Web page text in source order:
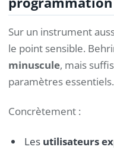
Sur un instrument
le point sensible.
minuscule, mais
paramètres essentiels.
Concrètement :
Les utilisateurs